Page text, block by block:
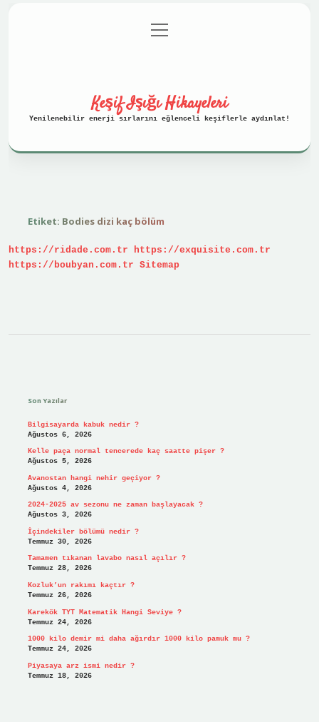
Gizlilik Politikası
menüyü
aç
Keşif Işığı Hikayeleri
Yenilenebilir enerji sırlarını eğlenceli keşiflerle aydınlat!
Etiket: Bodies dizi kaç bölüm
https://ridade.com.tr
https://exquisite.com.tr
https://boubyan.com.tr Sitemap
Son Yazılar
Bilgisayarda kabuk nedir ?
Ağustos 6, 2026
Kelle paça normal tencerede kaç saatte pişer ?
Ağustos 5, 2026
Avanostan hangi nehir geçiyor ?
Ağustos 4, 2026
2024-2025 av sezonu ne zaman başlayacak ?
Ağustos 3, 2026
İçindekiler bölümü nedir ?
Temmuz 30, 2026
Tamamen tıkanan lavabo nasıl açılır ?
Temmuz 28, 2026
Kozluk’un rakımı kaçtır ?
Temmuz 26, 2026
Karekök TYT Matematik Hangi Seviye ?
Temmuz 24, 2026
1000 kilo demir mi daha ağırdır 1000 kilo pamuk mu ?
Temmuz 24, 2026
Piyasaya arz ismi nedir ?
Temmuz 18, 2026